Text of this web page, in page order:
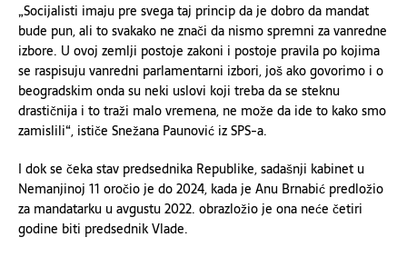
„Socijalisti imaju pre svega taj princip da je dobro da mandat
bude pun, ali to svakako ne znači da nismo spremni za vanredne
izbore. U ovoj zemlji postoje zakoni i postoje pravila po kojima
se raspisuju vanredni parlamentarni izbori, još ako govorimo i o
beogradskim onda su neki uslovi koji treba da se steknu
drastičnija i to traži malo vremena, ne može da ide to kako smo
zamislili“, ističe Snežana Paunović iz SPS-a.
I dok se čeka stav predsednika Republike, sadašnji kabinet u
Nemanjinoj 11 oročio je do 2024, kada je Anu Brnabić predložio
za mandatarku u avgustu 2022. obrazložio je ona neće četiri
godine biti predsednik Vlade.